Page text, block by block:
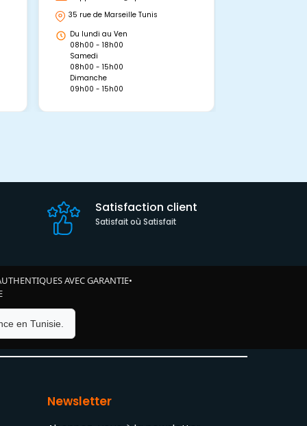
35 rue de Marseille Tunis
Du lundi au Ven
08h00 - 18h00
Samedi
08h00 - 15h00
Dimanche
09h00 - 15h00
Satisfaction client
Satisfait où Satisfait
AVEC GARANTIE•
en Tunisie.
Newsletter